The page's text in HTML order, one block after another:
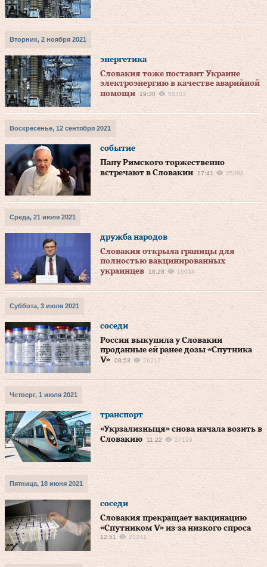
Вторник, 2 ноября 2021
энергетика
Словакия тоже поставит Украине
электроэнергию в качестве аварийной
помощи
19:30 55303
Воскресенье, 12 сентября 2021
событие
Папу Римского торжественно
встречают в Словакии
17:41 25388
Среда, 21 июля 2021
дружба народов
Словакия открыла границы для
полностью вакцинированных
украинцев
18:28 16034
Суббота, 3 июля 2021
соседи
Россия выкупила у Словакии
проданные ей ранее дозы «Спутника
V»
08:53 26217
Четверг, 1 июля 2021
транспорт
«Укрзализныця» снова начала возить в
Словакию
11:22 27199
Пятница, 18 июня 2021
соседи
Словакия прекращает вакцинацию
«Спутником V» из-за низкого спроса
12:51 21241